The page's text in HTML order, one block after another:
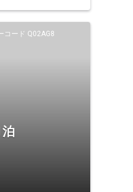
コード Q02AG8